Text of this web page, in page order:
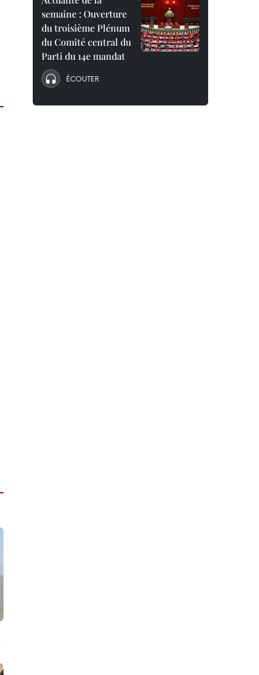
semaine : Ouverture
du troisième Plénum
du Comité central du
Parti du 14e mandat
ÉCOUTER